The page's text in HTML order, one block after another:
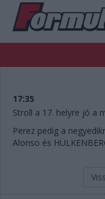
FORMULA
NEMZETKÖZI
RETRO
PODCAST
17:35
Stroll a 17. helyre jó a
Perez pedig a
Alonso és